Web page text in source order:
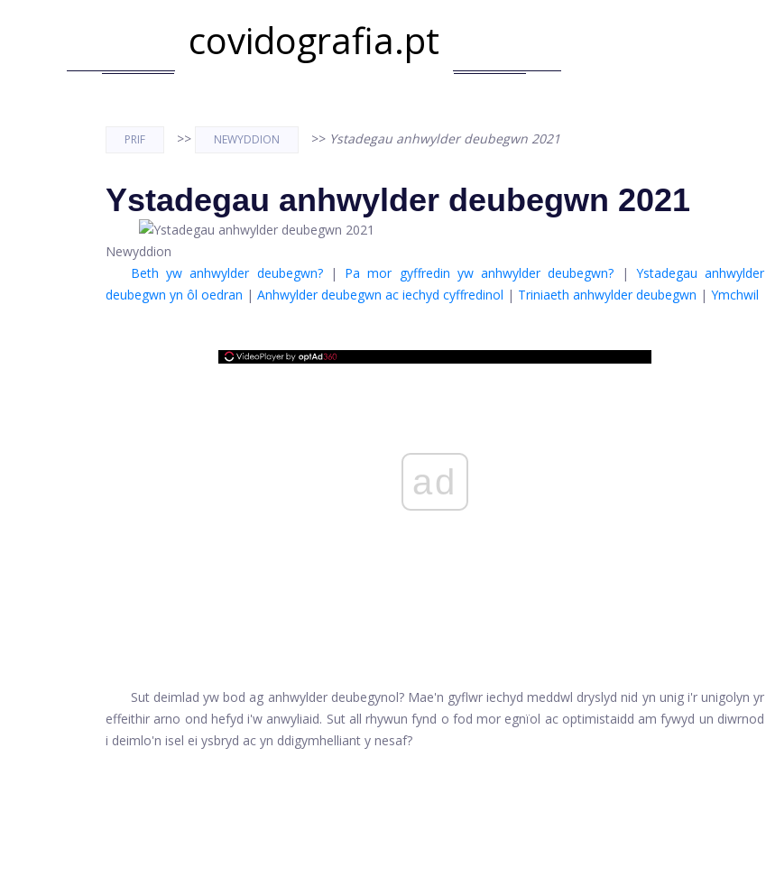
covidografia.pt
PRIF >> NEWYDDION >> Ystadegau anhwylder deubegwn 2021
Ystadegau anhwylder deubegwn 2021
Newyddion
Beth yw anhwylder deubegwn?| Pa mor gyffredin yw anhwylder deubegwn? | Ystadegau anhwylder
deubegwn yn ôl oedran | Anhwylder deubegwn ac iechyd cyffredinol | Triniaeth anhwylder deubegwn | Ymchwil
ad
Sut deimlad yw bod ag anhwylder deubegynol? Mae'n gyflwr iechyd meddwl dryslyd nid yn unig i'r unigolyn yr
effeithir arno ond hefyd i'w anwyliaid. Sut all rhywun fynd o fod mor egnïol ac optimistaidd am fywyd un diwrnod
i deimlo'n isel ei ysbryd ac yn ddigymhelliant y nesaf?